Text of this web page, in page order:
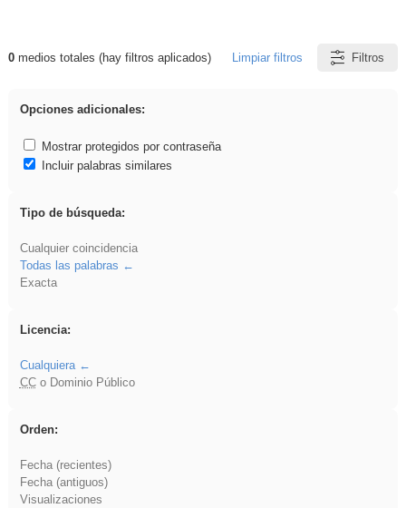
Resultados de: Crotona
0medios totales (hay filtros aplicados) Limpiar filtros Filtros
Opciones adicionales:
Mostrar protegidos por contraseña
Incluir palabras similares
Tipo de búsqueda:
Cualquier coincidencia
Todas las palabras
Exacta
Licencia:
Cualquiera
CCo Dominio Público
Orden:
Fecha (recientes)
Fecha (antiguos)
Visualizaciones